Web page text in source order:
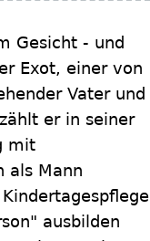
Gesicht - und
Exot, einer von
Vater und
er in seiner
mit
als Mann
ausbilden